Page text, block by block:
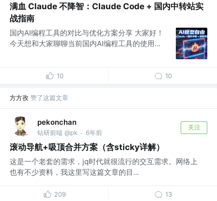
满血 Claude 不降智：Claude Code + 国内中转站实
战指南
国内AI编程工具的对比与优化方案分享 大家好！
今天想和大家聊聊当前国内AI编程工具的使用...
10 10
方方孜 赞了这篇文章
pekonchan
钻研前端 @pk · 6年前
关注
滚动导航+吸顶合并方案（含sticky详解）
这是一个老套的需求，jq时代就很流行的交互需求。网络上
也有不少资料，我这里写这篇文章的目...
209 13